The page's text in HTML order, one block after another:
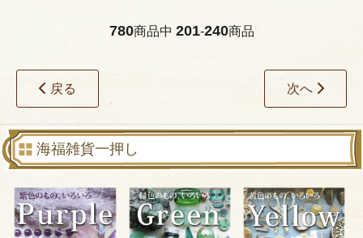
780商品中 201-240商品
戻る 次へ
海福雑貨一押し